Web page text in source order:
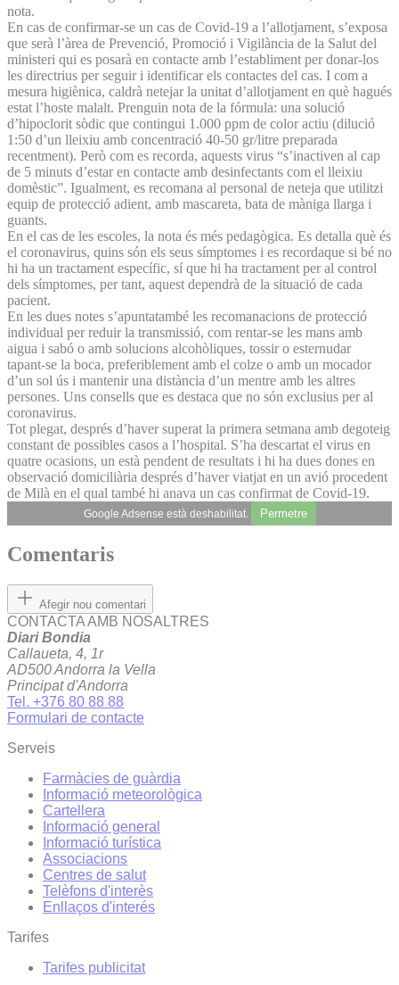
nota.
En cas de confirmar-se un cas de Covid-19 a l’allotjament, s’exposa
que serà l’àrea de Prevenció, Promoció i Vigilància de la Salut del
ministeri qui es posarà en contacte amb l’establiment per donar-los
les directrius per seguir i identificar els contactes del cas. I com a
mesura higiènica, caldrà netejar la unitat d’allotjament en què hagués
estat l’hoste malalt. Prenguin nota de la fórmula: una solució
d’hipoclorit sòdic que contingui 1.000 ppm de color actiu (dilució
1:50 d’un lleixiu amb concentració 40-50 gr/litre preparada
recentment). Però com es recorda, aquests virus “s’inactiven al cap
de 5 minuts d’estar en contacte amb desinfectants com el lleixiu
domèstic”. Igualment, es recomana al personal de neteja que utilitzi
equip de protecció adient, amb mascareta, bata de màniga llarga i
guants.
En el cas de les escoles, la nota és més pedagògica. Es detalla què és
el coronavirus, quins són els seus símptomes i es recordaque si bé no
hi ha un tractament específic, sí que hi ha tractament per al control
dels símptomes, per tant, aquest dependrà de la situació de cada
pacient.
En les dues notes s’apuntatambé les recomanacions de protecció
individual per reduir la transmissió, com rentar-se les mans amb
aigua i sabó o amb solucions alcohòliques, tossir o esternudar
tapant-se la boca, preferiblement amb el colze o amb un mocador
d’un sol ús i mantenir una distància d’un mentre amb les altres
persones. Uns consells que es destaca que no són exclusius per al
coronavirus.
Tot plegat, després d’haver superat la primera setmana amb degoteig
constant de possibles casos a l’hospital. S’ha descartat el virus en
quatre ocasions, un està pendent de resultats i hi ha dues dones en
observació domiciliària després d’haver viatjat en un avió procedent
de Milà en el qual també hi anava un cas confirmat de Covid-19.
Google Adsense està deshabilitat. Permetre
Comentaris
Afegir nou comentari
CONTACTA AMB NOSALTRES
Diari Bondia
Callaueta, 4, 1r
AD500 Andorra la Vella
Principat d'Andorra
Tel. +376 80 88 88
Formulari de contacte
Serveis
Farmàcies de guàrdia
Informació meteorològica
Cartellera
Informació general
Informació turística
Associacions
Centres de salut
Telèfons d'interès
Enllaços d'interés
Tarifes
Tarifes publicitat